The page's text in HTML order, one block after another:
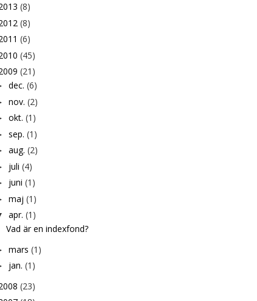
(8)
(8)
(6)
(45)
(21)
dec. (6)
nov. (2)
okt. (1)
sep. (1)
aug. (2)
juli (4)
juni (1)
maj (1)
apr. (1)
Vad är en indexfond?
mars (1)
jan. (1)
(23)